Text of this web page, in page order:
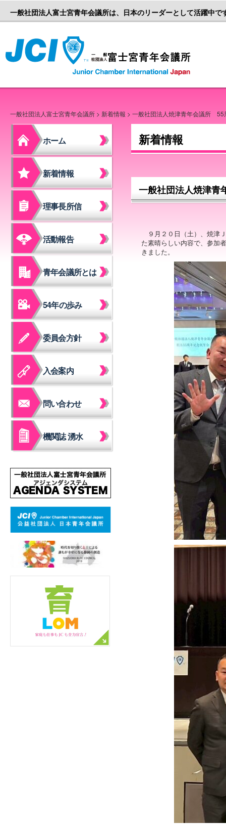
一般社団法人富士宮青年会議所は、日本のリーダーとして活躍中で
一般社団法人富士宮青年会議所 > 新着情報 > 一般社団法人焼津青年会議所 55
ホーム
新着情報
理事長所信
活動報告
青年会議所とは
54年の歩み
委員会方針
入会案内
問い合わせ
機関誌 湧水
新着情報
一般社団法人焼津
９月２０日（土）、焼津
た素晴らしい内容で、参加
きました。